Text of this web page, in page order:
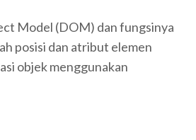
Model (DOM) dan fungsinya
posisi dan atribut elemen
objek menggunakan